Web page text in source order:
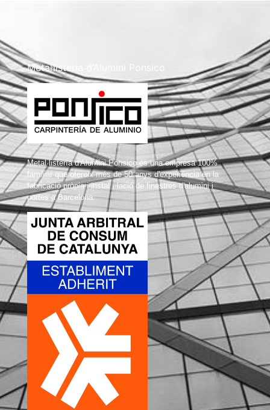
Metal·listería d’Alumini Ponsico
Metal·listería d'Alumini Ponsico és una empresa 100%
familiar que ofereix més de 50 anys d'experiència en la
fabricació pròpia i instal · lació de finestres d'alumini i
portes a Barcelona.